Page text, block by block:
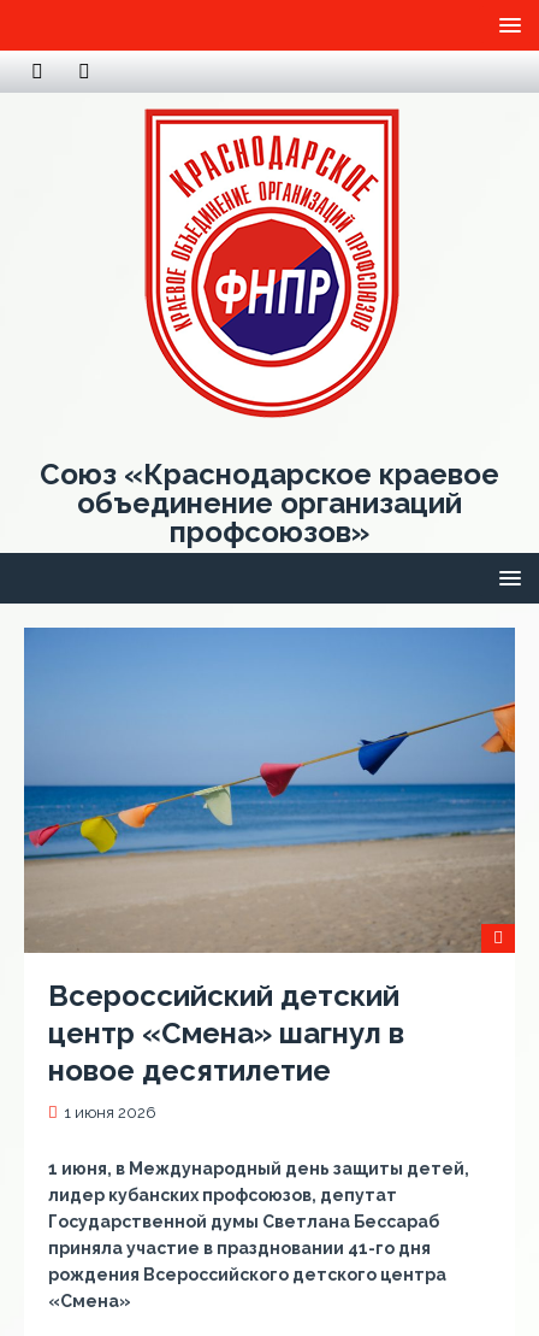
Союз «Краснодарское краевое
объединение организаций
профсоюзов»
Всероссийский детский
центр «Смена» шагнул в
новое десятилетие
1 июня 2026
1 июня, в Международный день защиты детей,
лидер кубанских профсоюзов, депутат
Государственной думы Светлана Бессараб
приняла участие в праздновании 41-го дня
рождения Всероссийского детского центра
«Смена»